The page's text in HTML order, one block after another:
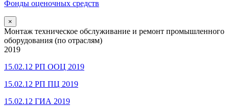
Фонды оценочных средств
×
Монтаж техническое обслуживание и ремонт промышленного
оборудования (по отраслям)
2019
15.02.12 РП ООЦ 2019
15.02.12 РП ПЦ 2019
15.02.12 ГИА 2019